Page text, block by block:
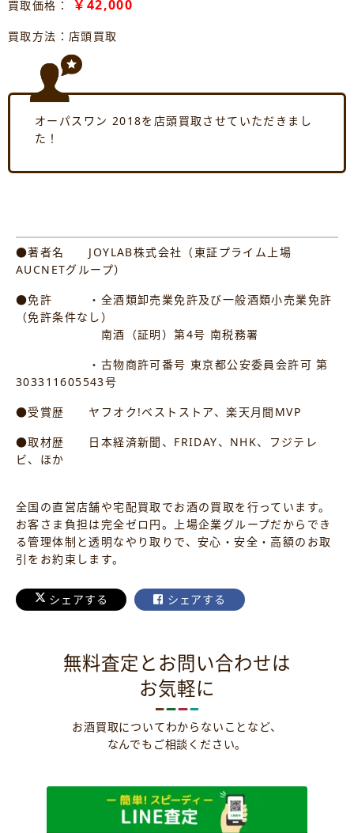
買取価格： ￥42,000
買取方法：店頭買取
オーパスワン 2018を店頭買取させていただきまし
た！
●著者名 JOYLAB株式会社（東証プライム上場
AUCNETグループ）
●免許 ・全酒類卸売業免許及び一般酒類小売業免許
（免許条件なし）
南酒（証明）第4号 南税務署
・古物商許可番号 東京都公安委員会許可 第
303311605543号
●受賞歴 ヤフオク!ベストストア、楽天月間MVP
●取材歴 日本経済新聞、FRIDAY、NHK、フジテレ
ビ、ほか
全国の直営店舗や宅配買取でお酒の買取を行っています。
お客さま負担は完全ゼロ円。上場企業グループだからでき
る管理体制と透明なやり取りで、安心・安全・高額のお取
引をお約束します。
シェアする シェアする
無料査定とお問い合わせは
お気軽に
お酒買取についてわからないことなど、
なんでもご相談ください。